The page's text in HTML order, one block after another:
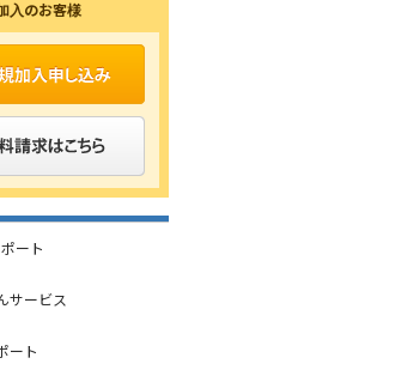
入のお客様
ート
サービス
ート